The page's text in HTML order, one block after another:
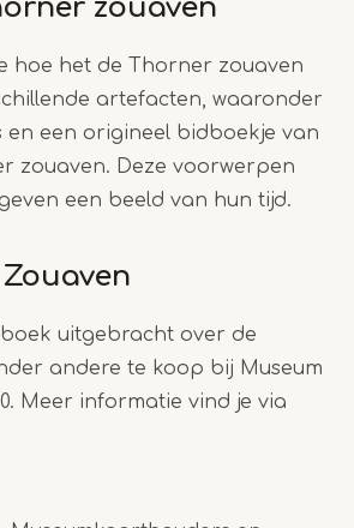
zouaven
hoe het de Thorner zouaven
artefacten, waaronder
en een origineel bidboekje van
zouaven. Deze voorwerpen
een beeld van hun tijd.
uitgebracht over de
andere te koop bij Museum
Meer informatie vind je via